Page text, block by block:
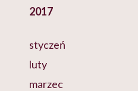
2017
styczeń
luty
marzec